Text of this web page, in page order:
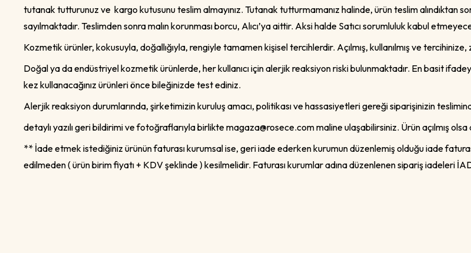
tutanak tutturunuz ve kargo kutusunu teslim almayınız. Tutanak tutturmamanız halinde, ürün teslim alındıktan
sayılmaktadır. Teslimden sonra malın korunması borcu, Alıcı’ya aittir. Aksi halde Satıcı sorumluluk kabul
Kozmetik ürünler, kokusuyla, doğallığıyla, rengiyle tamamen kişisel tercihlerdir. Açılmış, kullanılmış ve
Doğal ya da endüstriyel kozmetik ürünlerde, her kullanıcı için alerjik reaksiyon riski bulunmaktadır. En basit
kez kullanacağınız ürünleri önce bileğinizde test ediniz.
Alerjik reaksiyon durumlarında, şirketimizin kuruluş amacı, politikası ve hassasiyetleri gereği siparişinizin
detaylı yazılı geri bildirimi ve fotoğraflarıyla birliktemagaza@rosece.commaline ulaşabilirsiniz. Ürün açılmış
** İade etmek istediğiniz ürünün faturası kurumsal ise, geri iade ederken kurumun düzenlemiş olduğu iade
edilmeden ( ürün birim fiyatı + KDV şeklinde ) kesilmelidir. Faturası kurumlar adına düzenlenen sipariş iadeleri